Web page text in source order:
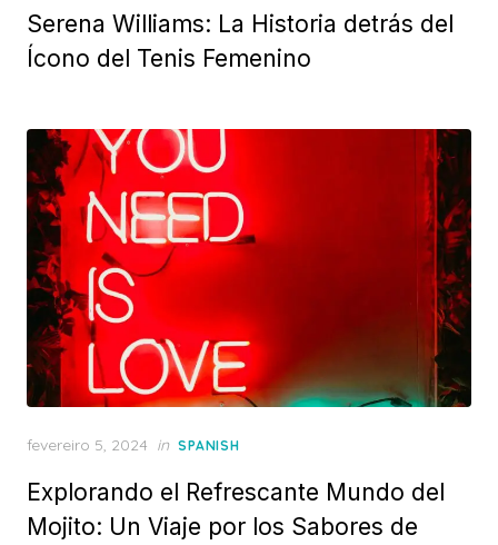
Serena Williams: La Historia detrás del
Ícono del Tenis Femenino
Posted
fevereiro 5, 2024 in SPANISH
Explorando el Refrescante Mundo del
Mojito: Un Viaje por los Sabores de